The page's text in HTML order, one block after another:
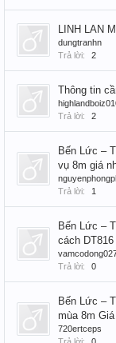
LINH LAN
dungtranhn
Trả lời:
2
Thông tin
Trả lời:
2
Bến Lức –
vụ 8m giá
Trả lời:
1
Bến Lức –
cách
Trả lời:
0
Bến Lức –
mùa 8m
720ertceps